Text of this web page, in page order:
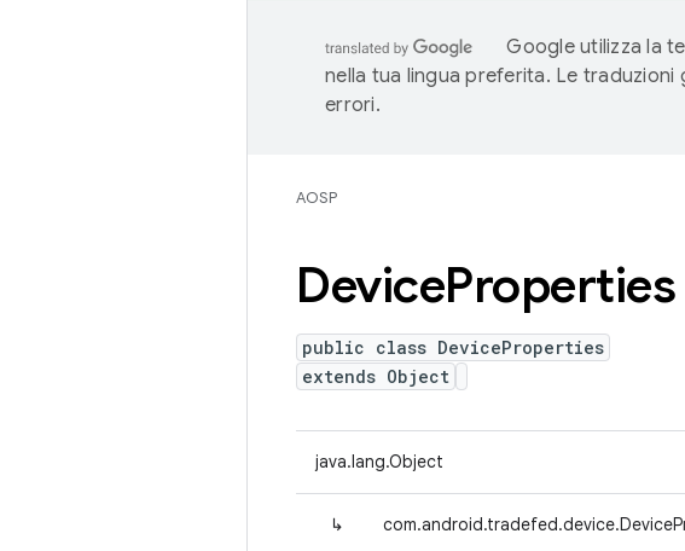
Google utilizza la
nella tua lingua preferita. Le
errori.
AOSP
DeviceProperties
public class DeviceProperties
extends Object
java.lang.Object
↳